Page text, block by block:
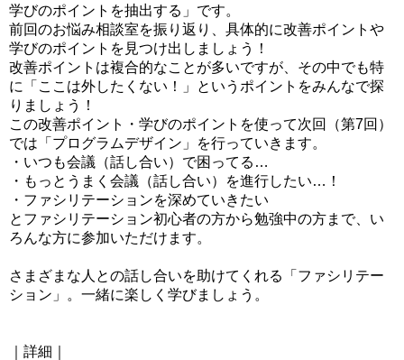
学びのポイントを抽出する」です。
前回のお悩み相談室を振り返り、具体的に改善ポイントや
学びのポイントを見つけ出しましょう！
改善ポイントは複合的なことが多いですが、その中でも特
に「ここは外したくない！」というポイントをみんなで探
りましょう！
この改善ポイント・学びのポイントを使って次回（第7回）
では「プログラムデザイン」を行っていきます。
・いつも会議（話し合い）で困ってる…
・もっとうまく会議（話し合い）を進行したい…！
・ファシリテーションを深めていきたい
とファシリテーション初心者の方から勉強中の方まで、い
ろんな方に参加いただけます。
さまざまな人との話し合いを助けてくれる「ファシリテー
ション」。一緒に楽しく学びましょう。
｜詳細｜